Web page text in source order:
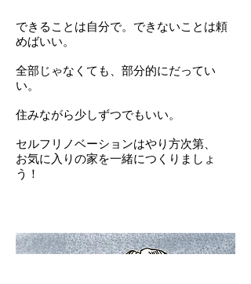
できることは自分で。 できないことは頼
めばいい。
全部じゃなくても、部分的にだってい
い。
住みながら少しずつでもいい。
セルフリノベーションはやり方次第、
お気に入りの家を一緒につくりましょ
う！